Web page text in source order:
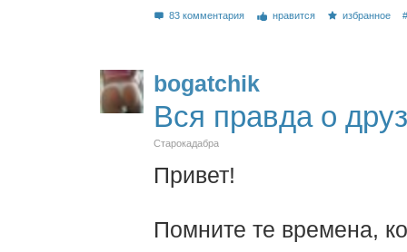
83 комментария нравится избранное
bogatchik
Вся правда о
Старокадабра
Привет!
Помните те времена,